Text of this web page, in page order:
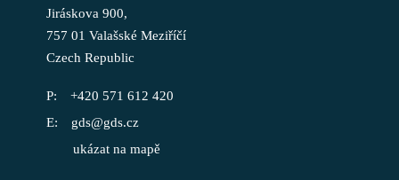
Jiráskova 900,
757 01 Valašské Meziříčí
Czech Republic
+420 571 612 420
gds@gds.cz
ukázat na mapě